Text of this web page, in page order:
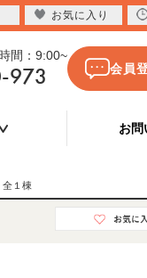
間：9:00~
973 会員
お問
１棟
お気に入り